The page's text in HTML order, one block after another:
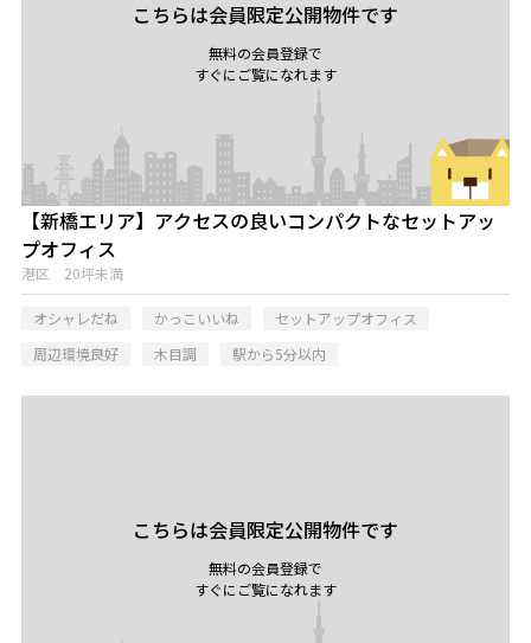
こちらは会員限定公開物件です
無料の会員登録で
すぐにご覧になれます
【新橋エリア】アクセスの良いコンパクトなセットアッ
プオフィス
港区 20坪未満
オシャレだね かっこいいね
セットアップオフィス
周辺環境良好
木目調 駅から5分以内
こちらは会員限定公開物件です
無料の会員登録で
すぐにご覧になれます